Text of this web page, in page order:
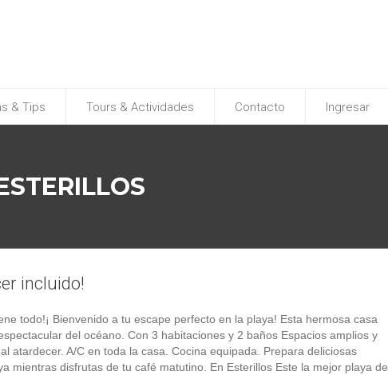
& Tips Tours & Actividades Contacto Ingresar
incluido!
todo!¡ Bienvenido a tu escape perfecto en la playa! Esta hermosa casa
del océano. Con 3 habitaciones y 2 baños Espacios amplios y
atardecer. A/C en toda la casa. Cocina equipada. Prepara deliciosas
mientras disfrutas de tu café matutino. En Esterillos Este la mejor playa de